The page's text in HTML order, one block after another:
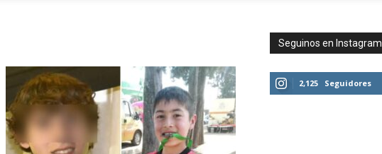
Confluencia
Seguinos en Instagram
2,125 Seguidores